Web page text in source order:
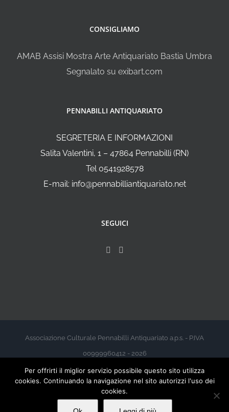
CONSIGLIAMO
AMAB Assisi Mostra Arte Antiquariato Bastia Umbra
Segnalato su exibart.com
PENNABILLI ANTIQUARIATO
SEGRETERIA E INFORMAZIONI
Salita Valentini, 1 – 47864 Pennabilli (RN)
Tel 0541928578
E-mail: info@pennabilliantiquariato.net
SEGUICI
Associazione Culturale Pennabilli Antiquariato a.p.s. - P.IVA
00999960412 - 2026
Per offrirti il miglior servizio possibile questo sito utilizza
cookies. Continuando la navigazione nel sito autorizzi l'uso dei
cookies.